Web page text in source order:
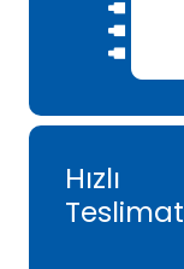
Hızlı
Teslimat